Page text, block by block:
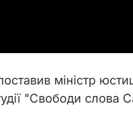
i
міністр
"Свободи слова